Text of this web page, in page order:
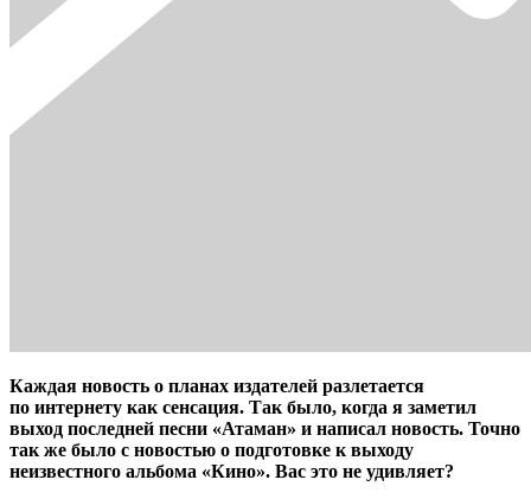
Каждая новость о планах издателей разлетается
по интернету как сенсация. Так было, когда я заметил
выход последней песни «Атаман» и написал новость. Точно
так же было с новостью о подготовке к выходу
неизвестного альбома «Кино». Вас это не удивляет?